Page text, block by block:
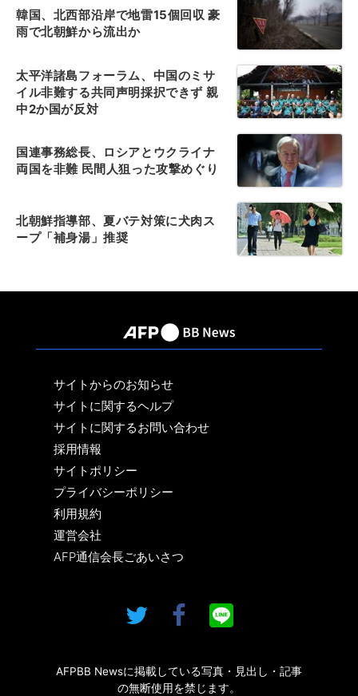
韓国、北西部沿岸で地雷15個回収 豪
雨で北朝鮮から流出か
太平洋諸島フォーラム、中国のミサ
イル非難する共同声明採択できず 親
中2か国が反対
国連事務総長、ロシアとウクライナ
両国を非難 民間人狙った攻撃めぐり
北朝鮮指導部、夏バテ対策に犬肉ス
ープ「補身湯」推奨
サイトからのお知らせ
サイトに関するヘルプ
サイトに関するお問い合わせ
採用情報
サイトポリシー
プライバシーポリシー
利用規約
運営会社
AFP通信会長ごあいさつ
AFPBB Newsに掲載している写真・見出し・記事
の無断使用を禁じます。